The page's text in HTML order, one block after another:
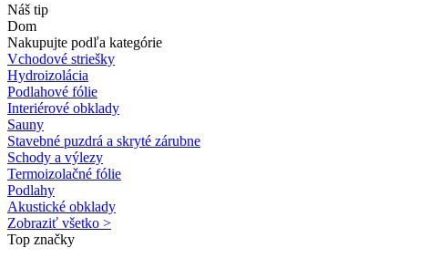
Náš tip
Dom
Nakupujte podľa kategórie
Vchodové striešky
Hydroizolácia
Podlahové fólie
Interiérové obklady
Sauny
Stavebné puzdrá a skryté zárubne
Schody a výlezy
Termoizolačné fólie
Podlahy
Akustické obklady
Zobraziť všetko >
Top značky